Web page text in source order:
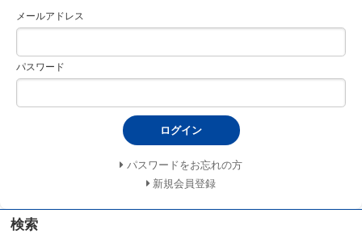
メールアドレス
パスワード
ログイン
パスワードをお忘れの方
新規会員登録
検索